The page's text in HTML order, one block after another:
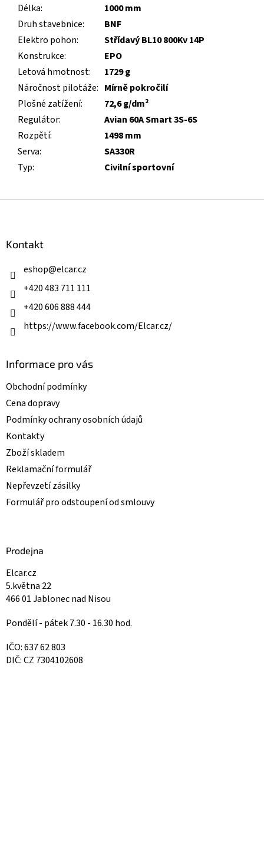
Délka:
1000 mm
Druh stavebnice:
BNF
Elektro pohon:
Střídavý BL10 800Kv 14P
Konstrukce:
EPO
Letová hmotnost:
1729 g
Náročnost pilotáže: Mírně pokročilí
Plošné zatížení:
72,6 g/dm²
Regulátor:
Avian 60A Smart 3S-6S
Rozpětí:
1498 mm
Serva:
SA330R
Typ: Civilní sportovní
Kontakt
eshop@elcar.cz
+420 483 711 111
+420 606 888 444
https://www.facebook.com/Elcar.cz/
Informace pro vás
Obchodní podmínky
Cena dopravy
Podmínky ochrany osobních údajů
Kontakty
Zboží skladem
Reklamační formulář
Nepřevzetí zásilky
Formulář pro odstoupení od smlouvy
Prodejna
Elcar.cz
5.května 22
466 01 Jablonec nad Nisou
Pondělí - pátek 7.30 - 16.30 hod.
IČO: 637 62 803
DIČ: CZ 7304102608